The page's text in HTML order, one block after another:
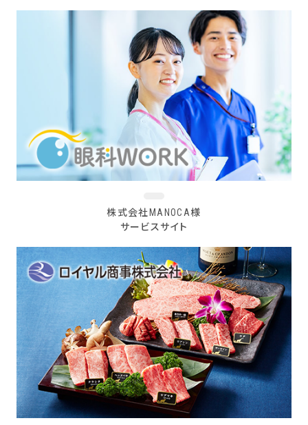
株式会社MANOCA様
サービスサイト